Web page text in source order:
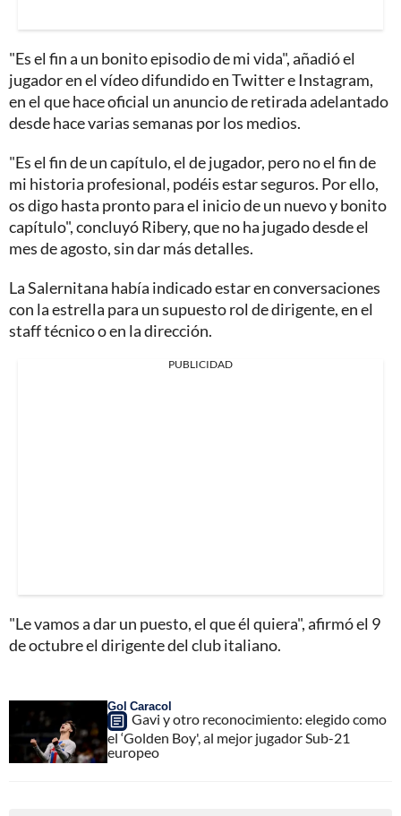
"Es el fin a un bonito episodio de mi vida", añadió el
jugador en el vídeo difundido en Twitter e Instagram,
en el que hace oficial un anuncio de retirada adelantado
desde hace varias semanas por los medios.
"Es el fin de un capítulo, el de jugador, pero no el fin de
mi historia profesional, podéis estar seguros. Por ello,
os digo hasta pronto para el inicio de un nuevo y bonito
capítulo", concluyó Ribery, que no ha jugado desde el
mes de agosto, sin dar más detalles.
La Salernitana había indicado estar en conversaciones
con la estrella para un supuesto rol de dirigente, en el
staff técnico o en la dirección.
PUBLICIDAD
"Le vamos a dar un puesto, el que él quiera", afirmó el 9
de octubre el dirigente del club italiano.
Gol Caracol
Gavi y otro reconocimiento: elegido como
el ‘Golden Boy', al mejor jugador Sub-21
europeo